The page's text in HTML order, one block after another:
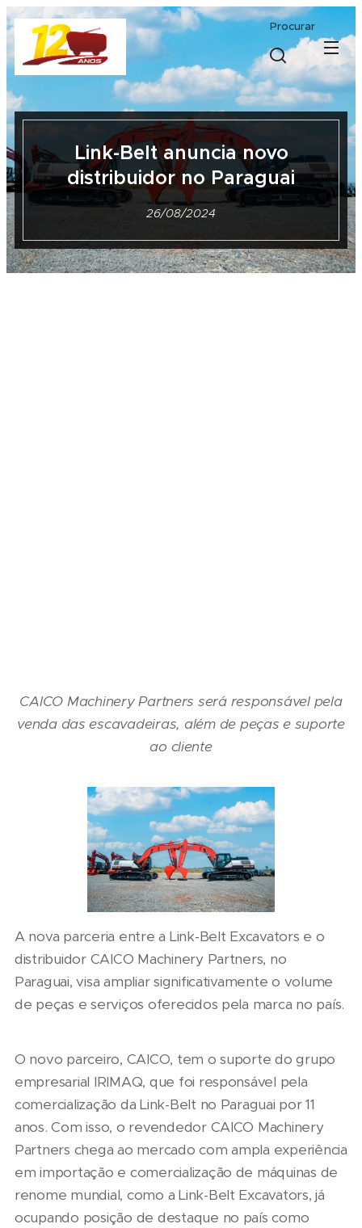
Procurar
Link-Belt anuncia novo
distribuidor no Paraguai
26/08/2024
CAICO Machinery Partners será responsável pela
venda das escavadeiras, além de peças e suporte
ao cliente
A nova parceria entre a Link-Belt Excavators e o
distribuidor CAICO Machinery Partners, no
Paraguai, visa ampliar significativamente o volume
de peças e serviços oferecidos pela marca no país.
O novo parceiro, CAICO, tem o suporte do grupo
empresarial IRIMAQ, que foi responsável pela
comercialização da Link-Belt no Paraguai por 11
anos. Com isso, o revendedor CAICO Machinery
Partners chega ao mercado com ampla experiência
em importação e comercialização de máquinas de
renome mundial, como a Link-Belt Excavators, já
ocupando posição de destaque no país como